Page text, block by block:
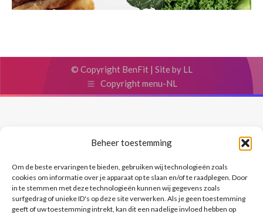
Beheer toestemming
Om de beste ervaringen te bieden, gebruiken wij technologieën zoals
cookies om informatie over je apparaat op te slaan en/of te raadplegen. Door
in te stemmen met deze technologieën kunnen wij gegevens zoals
surfgedrag of unieke ID's op deze site verwerken. Als je geen toestemming
geeft of uw toestemming intrekt, kan dit een nadelige invloed hebben op
© Copyright BenFit | Site by LL
Copyright menu-NL